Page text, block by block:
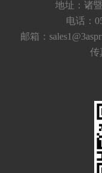
地址：诸
电话：
邮箱：
传